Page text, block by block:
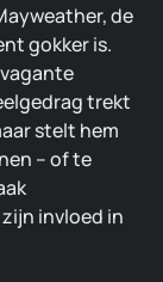
de
gokker is.
trekt
stelt hem
– of te
invloed in